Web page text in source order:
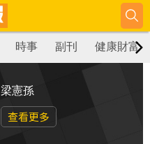
時事 副刊 健康財富
梁憲孫
查看更多